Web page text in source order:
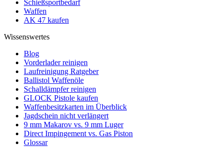
Schießsportbedarf
Waffen
AK 47 kaufen
Wissenswertes
Blog
Vorderlader reinigen
Laufreinigung Ratgeber
Ballistol Waffenöle
Schalldämpfer reinigen
GLOCK Pistole kaufen
Waffenbesitzkarten im Überblick
Jagdschein nicht verlängert
9 mm Makarov vs. 9 mm Luger
Direct Impingement vs. Gas Piston
Glossar